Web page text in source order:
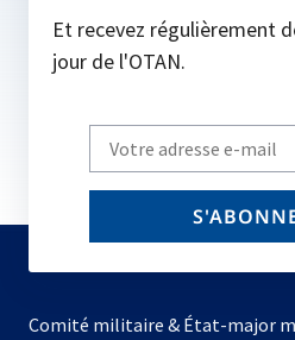
Et recevez régulièrement
jour de l'OTAN.
Write
your
email
Comité militaire & État-major